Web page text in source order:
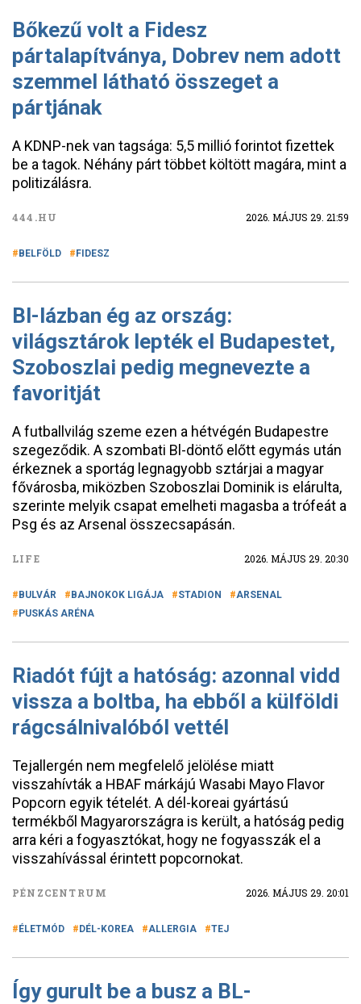
Bőkezű volt a Fidesz
pártalapítványa, Dobrev nem adott
szemmel látható összeget a
pártjának
A KDNP-nek van tagsága: 5,5 millió forintot fizettek
be a tagok. Néhány párt többet költött magára, mint a
politizálásra.
444.HU 2026. MÁJUS 29. 21:59
BELFÖLD FIDESZ
Bl-lázban ég az ország:
világsztárok lepték el Budapestet,
Szoboszlai pedig megnevezte a
favoritját
A futballvilág szeme ezen a hétvégén Budapestre
szegeződik. A szombati Bl-döntő előtt egymás után
érkeznek a sportág legnagyobb sztárjai a magyar
fővárosba, miközben Szoboszlai Dominik is elárulta,
szerinte melyik csapat emelheti magasba a trófeát a
Psg és az Arsenal összecsapásán.
LIFE 2026. MÁJUS 29. 20:30
BULVÁR BAJNOKOK LIGÁJA STADION
ARSENAL
PUSKÁS ARÉNA
Riadót fújt a hatóság: azonnal vidd
vissza a boltba, ha ebből a külföldi
rágcsálnivalóból vettél
Tejallergén nem megfelelő jelölése miatt
visszahívták a HBAF márkájú Wasabi Mayo Flavor
Popcorn egyik tételét. A dél-koreai gyártású
termékből Magyarországra is került, a hatóság pedig
arra kéri a fogyasztókat, hogy ne fogyasszák el a
visszahívással érintett popcornokat.
PÉNZCENTRUM 2026. MÁJUS 29. 20:01
ÉLETMÓD DÉL-KOREA ALLERGIA TEJ
Így gurult be a busz a BL-